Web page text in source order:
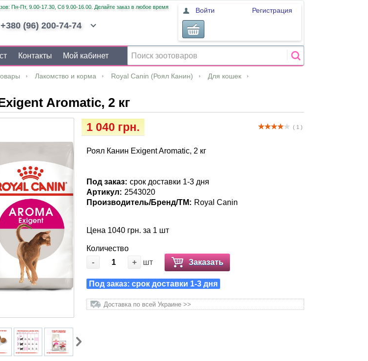
Пн-Пт, 9.00-17.30, Сб 9.00-16.00. Делайте заказ в любое время
+380 (96) 200-74-74
Войти Регистрация
Контакты Мой кабинет
Лакомство и корма Royal Canin (Роял Канин)
Для кошек
Aromatic, 2 кг
( 1 )
1 040 грн.
Роял Канин Exigent Aromatic, 2 кг
Под заказ: срок доставки 1-3 дня
Артикул: 2543020
Производитель/Бренд/ТМ: Royal Canin
Цена 1040 грн. за 1 шт
Количество
-
+ шт Заказать
Под заказ: срок доставки 1-3 дня
Доставка по всей Украине >>